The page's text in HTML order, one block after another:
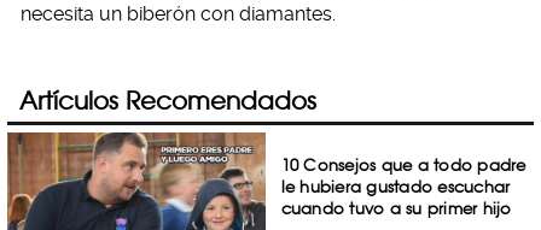
necesita un biberón con diamantes.
Artículos Recomendados
10 Consejos que a todo padre
le hubiera gustado escuchar
cuando tuvo a su primer hijo